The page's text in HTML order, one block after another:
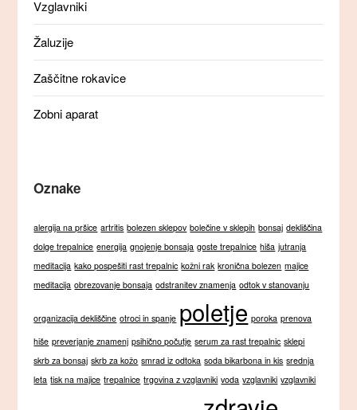
Vzglavniki
Žaluzije
Zaščitne rokavice
Zobni aparat
Oznake
alergija na pršice artritis bolezen sklepov bolečine v sklepih bonsaj dekliščina
dolge trepalnice energija gnojenje bonsaja goste trepalnice hiša jutranja
meditacija kako pospešiti rast trepalnic kožni rak kronična bolezen majice
meditacija obrezovanje bonsaja odstranitev znamenja odtok v stanovanju
organizacija dekliščine otroci in spanje poletje poroka prenova
hiše preverjanje znamenj psihično počutje serum za rast trepalnic sklepi
skrb za bonsaj skrb za kožo smrad iz odtoka soda bikarbona in kis srednja
leta tisk na majice trepalnice trgovina z vzglavniki voda vzglavniki vzglavniki